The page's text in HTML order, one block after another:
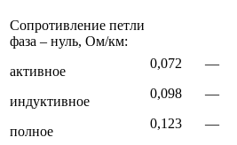
Сопротивление петли
фаза – нуль, Ом/км:
активное
индуктивное
полное
0,072
0,098
0,123
—
—
—